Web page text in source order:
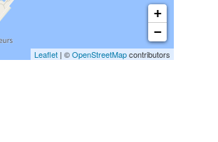
+
−
Leaflet | ©OpenStreetMapcontributors